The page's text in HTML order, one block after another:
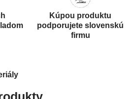
Kúpou produktu
podporujete slovenskú
firmu